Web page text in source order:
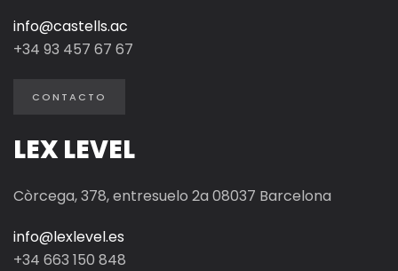
info@castells.ac
+34 93 457 67 67
CONTACTO
LEX LEVEL
Còrcega, 378, entresuelo 2a 08037 Barcelona
info@lexlevel.es
+34 663 150 848